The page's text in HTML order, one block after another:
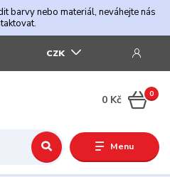
barvy nebo materiál, neváhejte nás
Menu
CZK
0
0 Kč